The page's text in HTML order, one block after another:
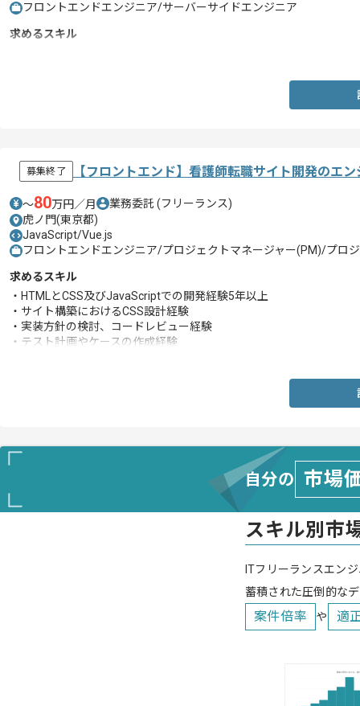
フロントエンドエンジニア/サーバーサイドエンジニア
求めるスキル
募集終了 【フロントエンド】看護師転職サイト開発のエ
〜80万円／月 業務委託 (フリーランス)
虎ノ門(東京都)
JavaScript/Vue.js
フロントエンドエンジニア/プロジェクトマネージャー(PM)/プロ
求めるスキル
・HTMLとCSS及びJavaScriptでの開発経験5年以上
・サイト構築におけるCSS設計経験
・実装方針の検討、コードレビュー経験
・テスト計画やケースの作成経験
自分の 市場
スキル別市
ITフリーランスエン
蓄積された圧倒的な
案件倍率 や 適